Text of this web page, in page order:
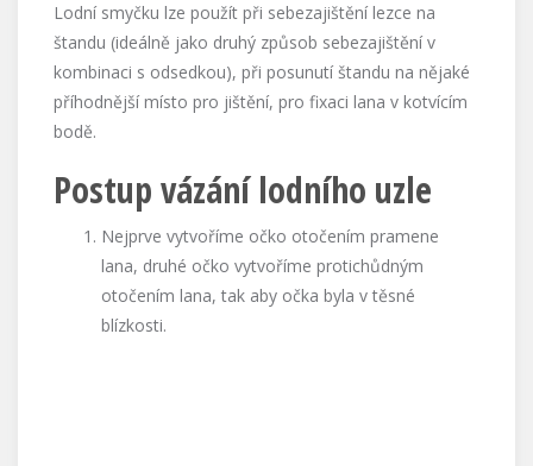
Lodní smyčku lze použít při sebezajištění lezce na
štandu (ideálně jako druhý způsob sebezajištění v
kombinaci s odsedkou), při posunutí štandu na nějaké
příhodnější místo pro jištění, pro fixaci lana v kotvícím
bodě.
Postup vázání lodního uzle
Nejprve vytvoříme očko otočením pramene
lana, druhé očko vytvoříme protichůdným
otočením lana, tak aby očka byla v těsné
blízkosti.